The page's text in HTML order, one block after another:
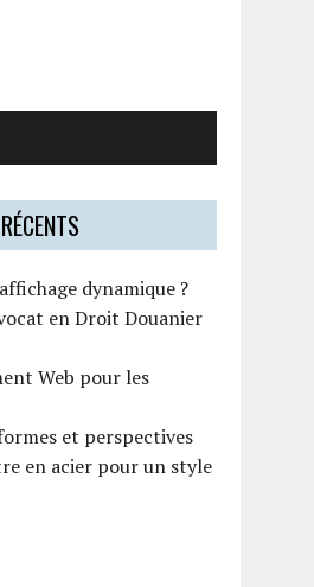
dynamique ?
en Droit Douanier
Web pour les
et perspectives
en acier pour un style